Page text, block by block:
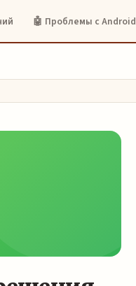
🤖 Проблемы с Android